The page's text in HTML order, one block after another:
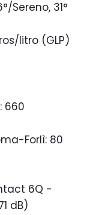
Sereno, 31°
litro (GLP)
660
Forlì: 80
6Q -
dB)